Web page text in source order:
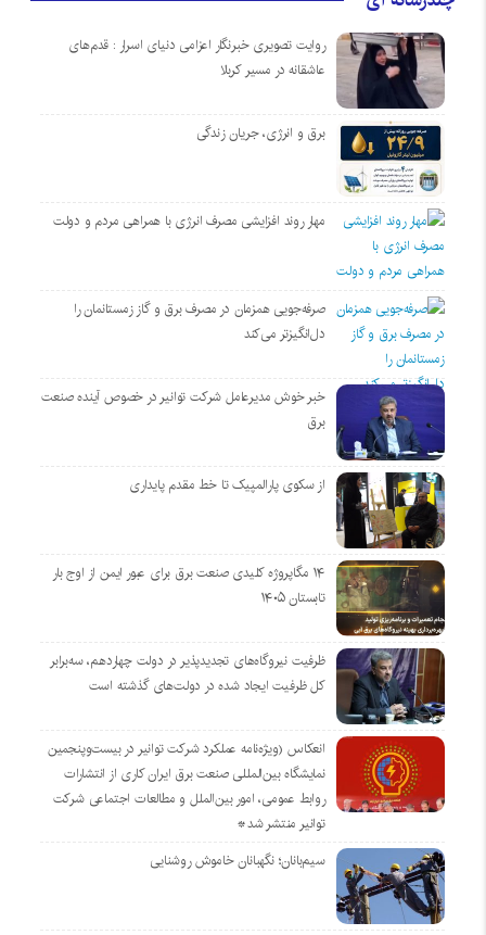
روایت تصویری خبرنگار اعزامی دنیای اسرار : قدم‌های
عاشقانه در مسیر کربلا
برق و انرژی، جریان زندگی
مهار روند افزایشی مصرف انرژی با همراهی مردم و دولت
صرفه‌جویی همزمان در مصرف برق و گاز زمستانمان را
دل‌انگیزتر می‌کند
خبر خوش مدیرعامل شرکت توانیر در خصوص آینده صنعت
برق
از سکوی پارالمپیک تا خط مقدم پایداری
۱۴ مگاپروژه‌ کلیدی صنعت برق برای عبور ایمن از اوج بار
تابستان ۱۴۰۵
ظرفیت نیروگاه‌های تجدیدپذیر در دولت چهاردهم، سه‌برابر
کل ظرفیت ایجاد شده در دولت‌های گذشته است
انعکاس (ویژه‌نامه عملکرد شرکت توانیر در بیست‌وپنجمین
نمایشگاه بین‌المللی صنعت برق ایران کاری از انتشارات
روابط عمومی، امور بین‌الملل و مطالعات اجتماعی شرکت
توانیر منتشر شد*
سیم‌بانان؛ نگهبانان خاموش روشنایی